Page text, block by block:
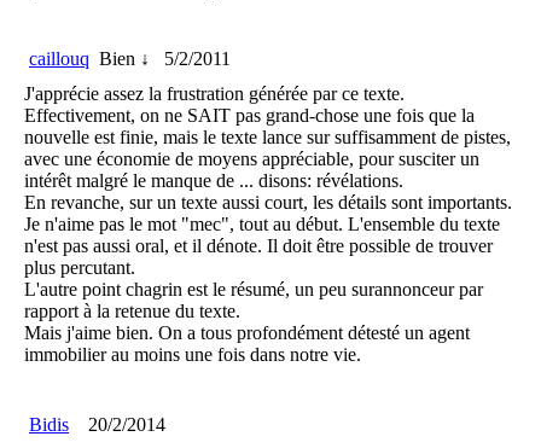
caillouq Bien ↓
5/2/2011
J'apprécie assez la frustration générée par ce texte.
Effectivement, on ne SAIT pas grand-chose une fois que la
nouvelle est finie, mais le texte lance sur suffisamment de pistes,
avec une économie de moyens appréciable, pour susciter un
intérêt malgré le manque de ... disons: révélations.
En revanche, sur un texte aussi court, les détails sont importants.
Je n'aime pas le mot "mec", tout au début. L'ensemble du texte
n'est pas aussi oral, et il dénote. Il doit être possible de trouver
plus percutant.
L'autre point chagrin est le résumé, un peu surannonceur par
rapport à la retenue du texte.
Mais j'aime bien. On a tous profondément détesté un agent
immobilier au moins une fois dans notre vie.
Bidis
20/2/2014